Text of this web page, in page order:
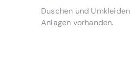
Duschen und
Anlagen vorhanden.